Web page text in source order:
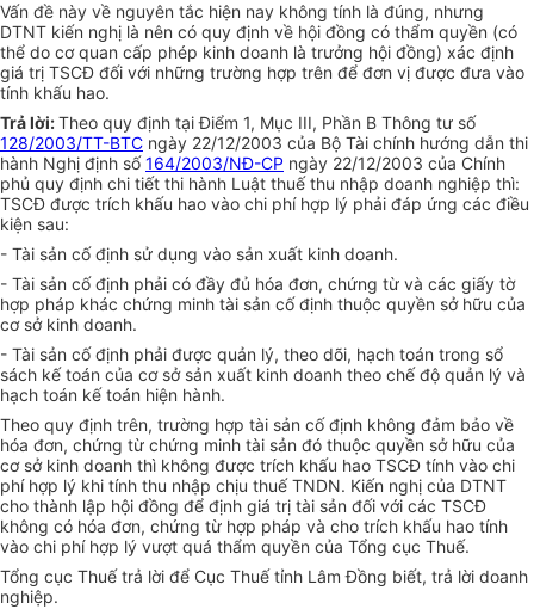
Vấn đề này về nguyên tắc hiện nay không tính là đúng, nhưng
DTNT kiến nghị là nên có quy định về hội đồng có thẩm quyền (có
thể do cơ quan cấp phép kinh doanh là trưởng hội đồng) xác định
giá trị TSCĐ đối với những trường hợp trên để đơn vị được đưa vào
tính khấu hao.
Trả lời:Theo quy định tại Điểm 1, Mục III, Phần B Thông tư số
128/2003/TT-BTC ngày 22/12/2003 của Bộ Tài chính hướng dẫn thi
hành Nghị định số164/2003/NĐ-CP ngày 22/12/2003 của Chính
phủ quy định chi tiết thi hành Luật thuế thu nhập doanh nghiệp thì:
TSCĐ được trích khấu hao vào chi phí hợp lý phải đáp ứng các điều
kiện sau:
- Tài sản cố định sử dụng vào sản xuất kinh doanh.
- Tài sản cố định phải có đầy đủ hóa đơn, chứng từ và các giấy tờ
hợp pháp khác chứng minh tài sản cố định thuộc quyền sở hữu của
cơ sở kinh doanh.
- Tài sản cố định phải được quản lý, theo dõi, hạch toán trong sổ
sách kế toán của cơ sở sản xuất kinh doanh theo chế độ quản lý và
hạch toán kế toán hiện hành.
Theo quy định trên, trường hợp tài sản cố định không đảm bảo về
hóa đơn, chứng từ chứng minh tài sản đó thuộc quyền sở hữu của
cơ sở kinh doanh thì không được trích khấu hao TSCĐ tính vào chi
phí hợp lý khi tính thu nhập chịu thuế TNDN. Kiến nghị của DTNT
cho thành lập hội đồng để định giá trị tài sản đối với các TSCĐ
không có hóa đơn, chứng từ hợp pháp và cho trích khấu hao tính
vào chi phí hợp lý vượt quá thẩm quyền của Tổng cục Thuế.
Tổng cục Thuế trả lời để Cục Thuế tỉnh Lâm Đồng biết, trả lời doanh
nghiệp.